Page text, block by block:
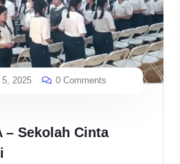
5, 2025 0 Comments
– Sekolah Cinta